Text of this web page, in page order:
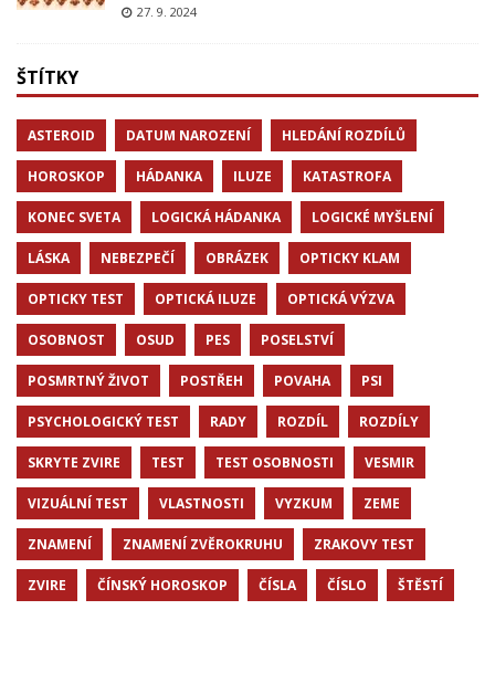
27. 9. 2024
ŠTÍTKY
ASTEROID DATUM NAROZENÍ HLEDÁNÍ ROZDÍLŮ
HOROSKOP HÁDANKA ILUZE KATASTROFA
KONEC SVETA LOGICKÁ HÁDANKA LOGICKÉ MYŠLENÍ
LÁSKA NEBEZPEČÍ OBRÁZEK OPTICKY KLAM
OPTICKY TEST OPTICKÁ ILUZE OPTICKÁ VÝZVA
OSOBNOST OSUD PES POSELSTVÍ
POSMRTNÝ ŽIVOT POSTŘEH POVAHA PSI
PSYCHOLOGICKÝ TEST RADY ROZDÍL ROZDÍLY
SKRYTE ZVIRE TEST TEST OSOBNOSTI VESMIR
VIZUÁLNÍ TEST VLASTNOSTI VYZKUM ZEME
ZNAMENÍ ZNAMENÍ ZVĚROKRUHU ZRAKOVY TEST
ZVIRE ČÍNSKÝ HOROSKOP ČÍSLA ČÍSLO ŠTĚSTÍ